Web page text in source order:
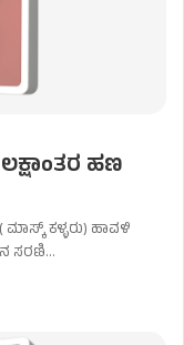
ಹಣ
ಕಳ್ಳರು) ಹಾವಳಿ
ಸರಣಿ…